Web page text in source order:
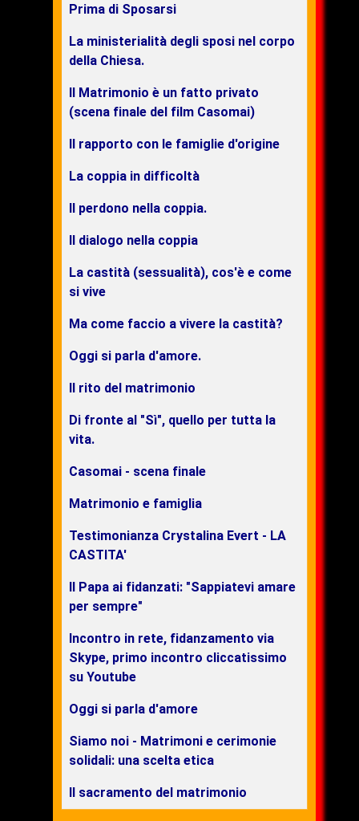
Prima di Sposarsi
La ministerialità degli sposi nel corpo
della Chiesa.
Il Matrimonio è un fatto privato
(scena finale del film Casomai)
Il rapporto con le famiglie d'origine
La coppia in difficoltà
Il perdono nella coppia.
Il dialogo nella coppia
La castità (sessualità), cos'è e come
si vive
Ma come faccio a vivere la castità?
Oggi si parla d'amore.
Il rito del matrimonio
Di fronte al "Sì", quello per tutta la
vita.
Casomai - scena finale
Matrimonio e famiglia
Testimonianza Crystalina Evert - LA
CASTITA'
Il Papa ai fidanzati: "Sappiatevi amare
per sempre"
Incontro in rete, fidanzamento via
Skype, primo incontro cliccatissimo
su Youtube
Oggi si parla d'amore
Siamo noi - Matrimoni e cerimonie
solidali: una scelta etica
Il sacramento del matrimonio